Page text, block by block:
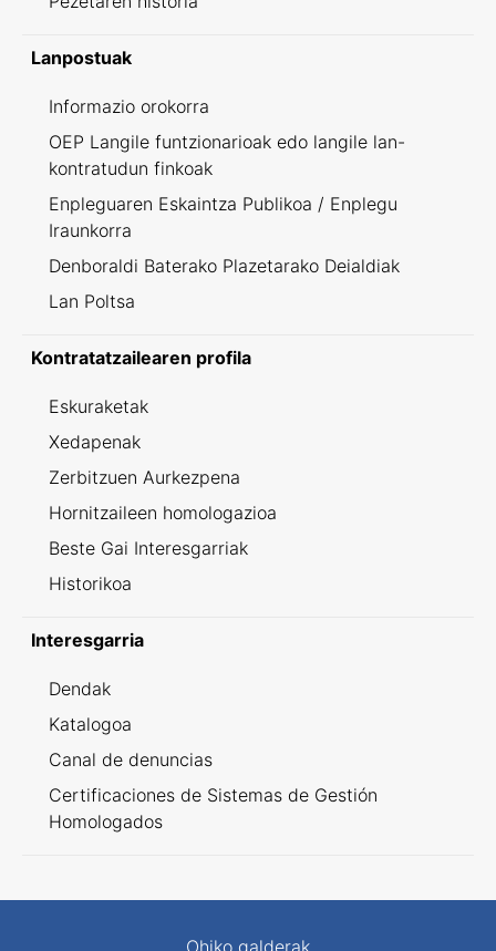
Lanpostuak
Informazio orokorra
OEP Langile funtzionarioak edo langile lan-
kontratudun finkoak
Enpleguaren Eskaintza Publikoa / Enplegu
Iraunkorra
Denboraldi Baterako Plazetarako Deialdiak
Lan Poltsa
Kontratatzailearen profila
Eskuraketak
Xedapenak
Zerbitzuen Aurkezpena
Hornitzaileen homologazioa
Beste Gai Interesgarriak
Historikoa
Interesgarria
Dendak
Katalogoa
Canal de denuncias
Certificaciones de Sistemas de Gestión
Homologados